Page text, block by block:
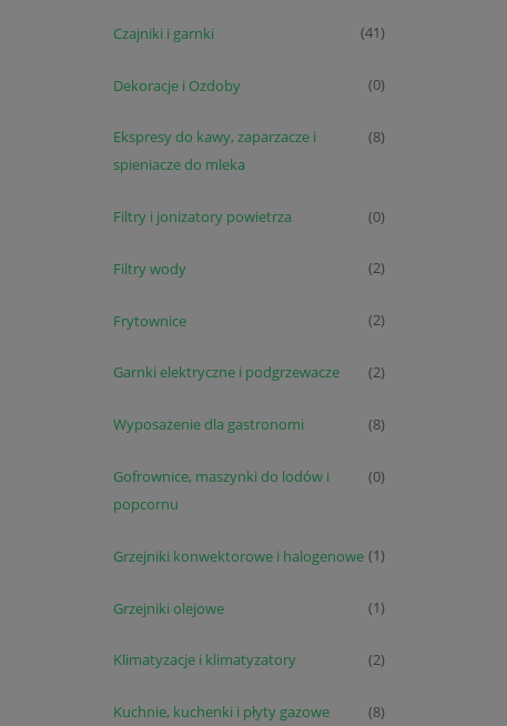
Czajniki i garnki (41)
Dekoracje i Ozdoby (0)
Ekspresy do kawy, zaparzacze i
spieniacze do mleka
(8)
Filtry i jonizatory powietrza (0)
Filtry wody (2)
Frytownice (2)
Garnki elektryczne i podgrzewacze (2)
Wyposażenie dla gastronomi (8)
Gofrownice, maszynki do lodów i
popcornu
(0)
Grzejniki konwektorowe i halogenowe (1)
Grzejniki olejowe (1)
Klimatyzacje i klimatyzatory (2)
Kuchnie, kuchenki i płyty gazowe (8)